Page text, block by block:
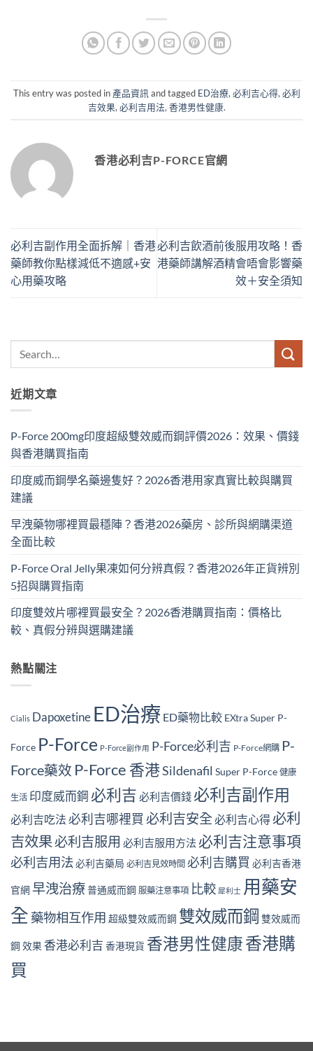
This entry was posted in 產品資訊 and tagged ED治療, 必利吉心得, 必利
吉效果, 必利吉用法, 香港男性健康.
香港必利吉P-FORCE官網
必利吉副作用全面拆解｜香港
藥師教你點樣減低不適感+安
心用藥攻略
必利吉飲酒前後服用攻略！香
港藥師講解酒精會唔會影響藥
效＋安全須知
近期文章
P-Force 200mg印度超級雙效威而鋼評價2026：效果、價錢
與香港購買指南
印度威而鋼學名藥邊隻好？2026香港用家真實比較與購買
建議
早洩藥物哪裡買最穩陣？香港2026藥房、診所與網購渠道
全面比較
P-Force Oral Jelly果凍如何分辨真假？香港2026年正貨辨別
5招與購買指南
印度雙效片哪裡買最安全？2026香港購買指南：價格比
較、真假分辨與選購建議
熱點關注
Cialis Dapoxetine ED治療 ED藥物比較 EXtra Super P-
Force P-Force P-Force副作用 P-Force必利吉 P-Force網購 P-
Force藥效 P-Force 香港Sildenafil Super P-Force 健康
生活 印度威而鋼 必利吉 必利吉價錢 必利吉副作用
必利吉吃法 必利吉哪裡買 必利吉安全必利吉心得必利
吉效果必利吉服用 必利吉服用方法必利吉注意事項
必利吉用法必利吉藥局 必利吉見效時間 必利吉購買 必利吉香港
官網 早洩治療普通威而鋼 服藥注意事項 比較 犀利士 用藥安
全 藥物相互作用 超級雙效威而鋼 雙效威而鋼 雙效威而
鋼 效果 香港必利吉 香港現貨 香港男性健康香港購
買